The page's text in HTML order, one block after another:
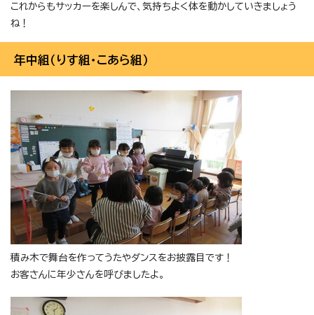
これからもサッカーを楽しんで、気持ちよく体を動かしていきましょう
ね！
年中組（りす組・こあら組）
積み木で舞台を作ってうたやダンスをお披露目です！
お客さんに年少さんを呼びましたよ。